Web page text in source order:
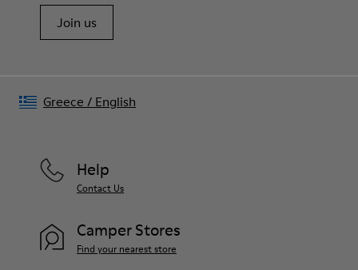
Join us
Help
Contact Us
Camper Stores
Find your nearest store
Greece / English